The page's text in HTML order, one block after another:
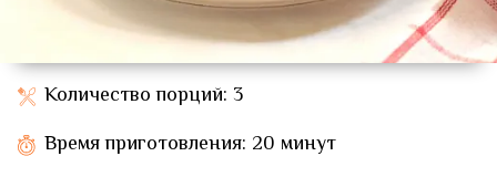
Количество порций: 3
Время приготовления: 20 минут